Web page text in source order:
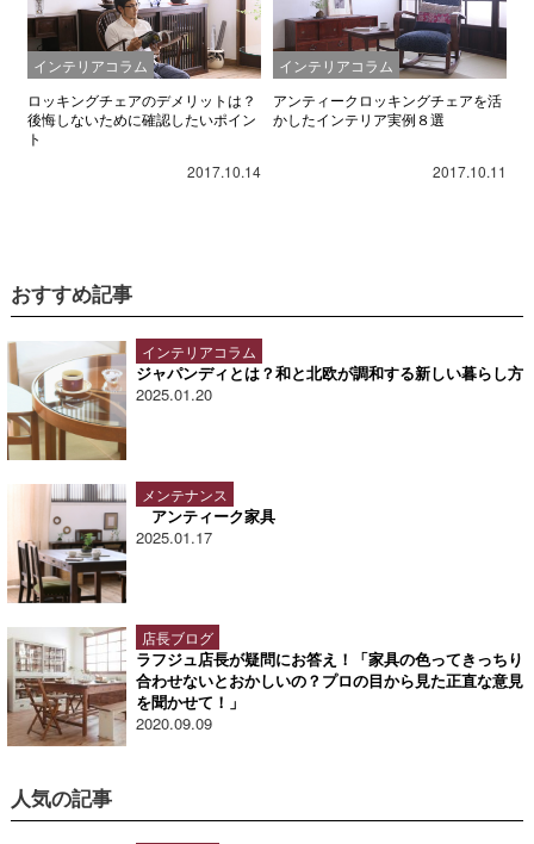
インテリアコラム
ロッキングチェアのデメリットは？
後悔しないために確認したいポイン
ト
2017.10.14
インテリアコラム
アンティークロッキングチェアを活
かしたインテリア実例８選
2017.10.11
おすすめ記事
インテリアコラム
ジャパンディとは？和と北欧が調和する新しい暮らし方
2025.01.20
メンテナンス
アンティーク家具
2025.01.17
店長ブログ
ラフジュ店長が疑問にお答え！「家具の色ってきっちり
合わせないとおかしいの？プロの目から見た正直な意見
を聞かせて！」
2020.09.09
人気の記事